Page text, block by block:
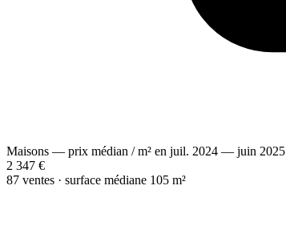
Maisons — prix médian / m² en juil. 2024 — juin 2025
2 347 €
87 ventes · surface médiane 105 m²